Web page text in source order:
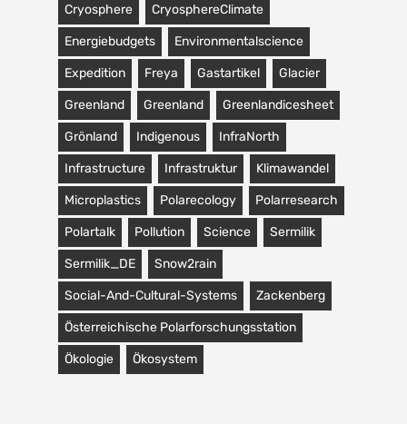
Cryosphere CryosphereClimate
Energiebudgets Environmentalscience
Expedition Freya Gastartikel Glacier
Greenland Greenland Greenlandicesheet
Grönland Indigenous InfraNorth
Infrastructure Infrastruktur Klimawandel
Microplastics Polarecology Polarresearch
Polartalk Pollution Science Sermilik
Sermilik_DE Snow2rain
Social-And-Cultural-Systems Zackenberg
Österreichische Polarforschungsstation
Ökologie Ökosystem